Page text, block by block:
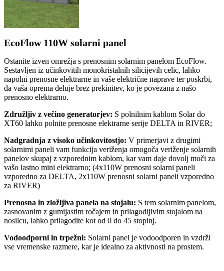
EcoFlow 110W solarni panel
Ostanite izven omrežja s prenosnim solarnim panelom EcoFlow.
Sestavljen iz učinkovitih monokristalnih silicijevih celic, lahko
napolni prenosne elektrarne in vaše električne naprave ter poskrbi,
da vaša oprema deluje brez prekinitev, ko je povezana z našo
prenosno elektrarno.
Združljiv z večino generatorjev: S polnilnim kablom Solar do
XT60 lahko polnite prenosne elektrarne serije DELTA in RIVER;
Nadgradnja z visoko učinkovitostjo: V primerjavi z drugimi
solarnimi paneli vam funkcija veriženja omogoča veriženje solarnih
panelov skupaj z vzporednim kablom, kar vam daje dovolj moči za
vašo lastno mini elektrarno; (4x110W prenosni solarni paneli
vzporedno za DELTA, 2x110W prenosni solarni paneli vzporedno
za RIVER)
Prenosna in zložljiva panela na stojalu: S tem solarnim panelom,
zasnovanim z gumijastim ročajem in prilagodljivim stojalom na
nosilcu, lahko prilagodite kot od 0 do 45 stopinj.
Vodoodporni in trpežni: Solarni panel je vodoodporen in vzdrži
vse vremenske razmere, kar je idealno za aktivnosti na prostem.